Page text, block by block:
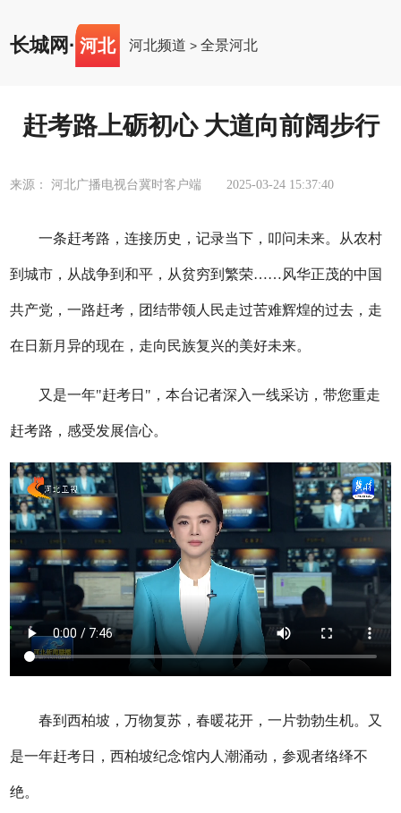
长城网 · 河北 河北频道 >全景河北
赶考路上砺初心 大道向前阔步行
来源： 河北广播电视台冀时客户端 2025-03-24 15:37:40
一条赶考路，连接历史，记录当下，叩问未来。从农村
到城市，从战争到和平，从贫穷到繁荣……风华正茂的中国
共产党，一路赶考，团结带领人民走过苦难辉煌的过去，走
在日新月异的现在，走向民族复兴的美好未来。
又是一年"赶考日"，本台记者深入一线采访，带您重走
赶考路，感受发展信心。
春到西柏坡，万物复苏，春暖花开，一片勃勃生机。又
是一年赶考日，西柏坡纪念馆内人潮涌动，参观者络绎不
绝。